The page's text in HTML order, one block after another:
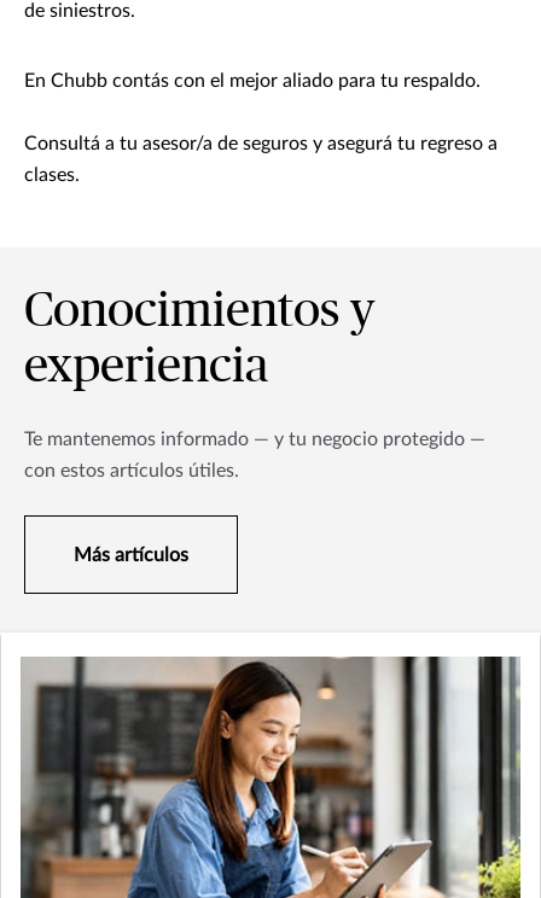
de siniestros.
En Chubb contás con el mejor aliado para tu respaldo.
Consultá a tu asesor/a de seguros y asegurá tu regreso a
clases.
Conocimientos y
experiencia
Te mantenemos informado — y tu negocio protegido —
con estos artículos útiles.
Más artículos